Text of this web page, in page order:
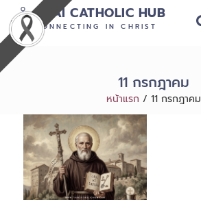
THAI CATHOLIC HUB
CONNECTING IN CHRIST
11 กรกฎาคม
หน้าแรก / 11 กรกฎาคม